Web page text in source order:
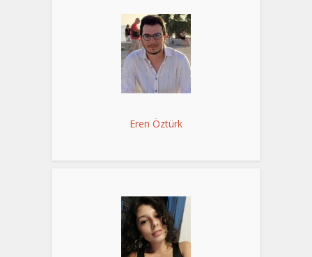
Eren Öztürk